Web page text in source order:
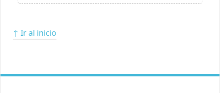
↑ Ir al inicio